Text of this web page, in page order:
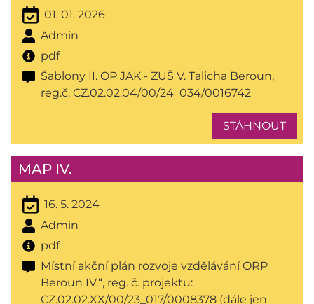
01. 01. 2026
Admin
pdf
Šablony II. OP JAK - ZUŠ V. Talicha Beroun,
reg.č. CZ.02.02.04/00/24_034/0016742
STÁHNOUT
MAP IV.
16. 5. 2024
Admin
pdf
Místní akční plán rozvoje vzdělávání ORP
Beroun IV.“, reg. č. projektu:
CZ.02.02.XX/00/23_017/0008378 (dále jen